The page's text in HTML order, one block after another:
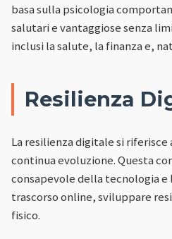
basa sulla psicologia
salutari e vantaggiose senza
inclusi la salute, la finanza e,
Resilienza
La resilienza digitale si
continua evoluzione. Questa
consapevole della tecnologia
trascorso online, sviluppare
fisico.